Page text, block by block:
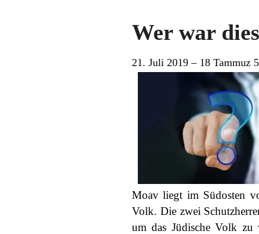
Wer war
21. Juli 2019 – 18 Tammuz
Moav liegt im Südosten
Volk. Die zwei
um das Jüdische Volk zu